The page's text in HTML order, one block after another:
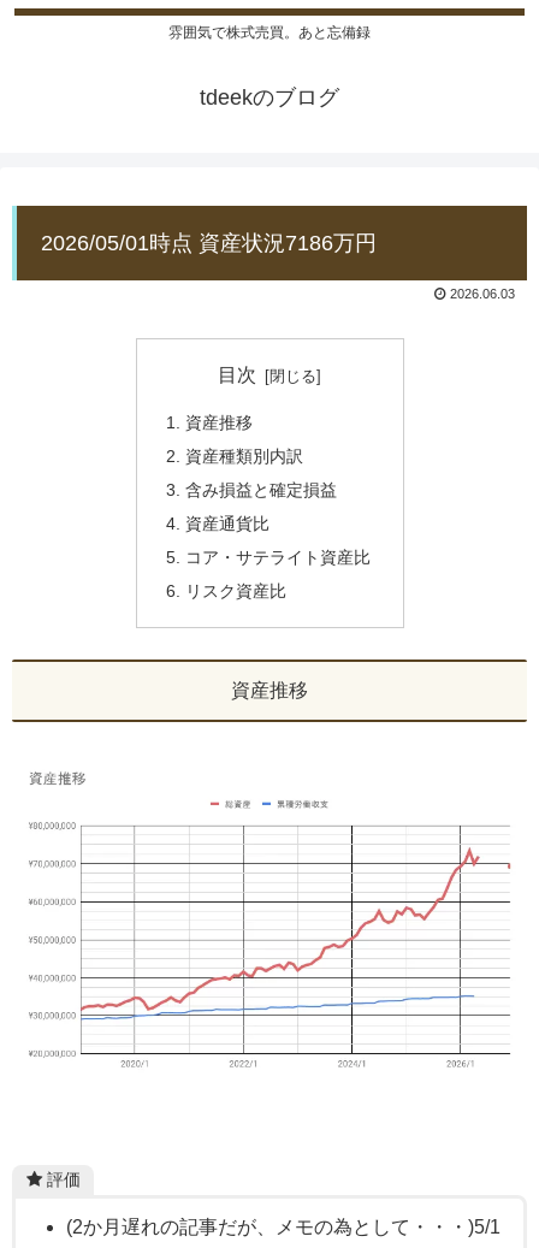
雰囲気で株式売買。あと忘備録
tdeekのブログ
2026/05/01時点 資産状況7186万円
2026.06.03
目次
資産推移
資産種類別内訳
含み損益と確定損益
資産通貨比
コア・サテライト資産比
リスク資産比
資産推移
評価
(2か月遅れの記事だが、メモの為として・・・)5/1